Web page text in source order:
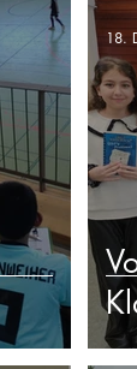
18.